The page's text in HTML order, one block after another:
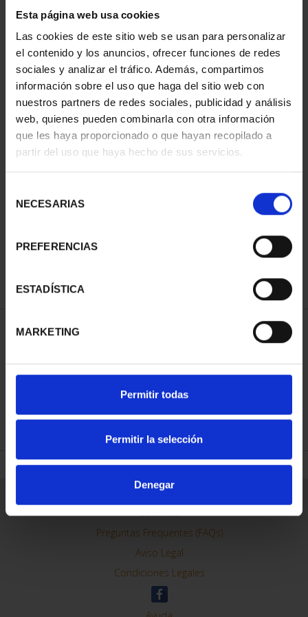
Esta página web usa cookies
Las cookies de este sitio web se usan para personalizar
el contenido y los anuncios, ofrecer funciones de redes
sociales y analizar el tráfico. Además, compartimos
información sobre el uso que haga del sitio web con
nuestros partners de redes sociales, publicidad y análisis
web, quienes pueden combinarla con otra información
que les haya proporcionado o que hayan recopilado a
partir del uso que haya hecho de sus servicios.
NECESARIAS
PREFERENCIAS
ESTADÍSTICA
MARKETING
Permitir todas
Permitir la selección
Denegar
2 Productos encontrados
- CACERES
CAPITALES ESPAÑOLAS
- BADAJOZ
ORDENAR POR:
REFINAR
Contacto
Preguntas Frequentes (FAQs)
Aviso Legal
Condiciones Legales